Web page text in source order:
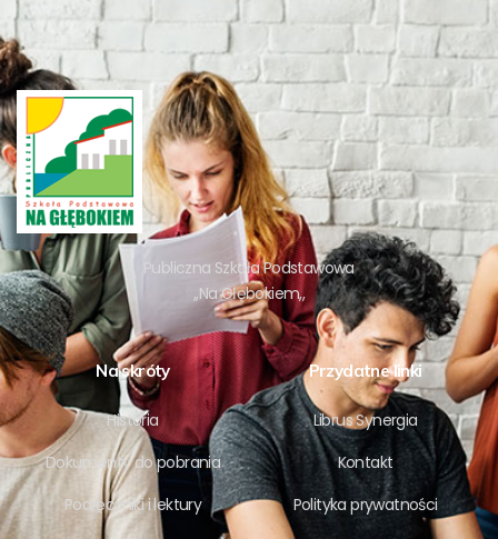
Publiczna Szkoła Podstawowa
,,Na Głębokiem,,
Na skróty
Historia
Dokumenty do pobrania
Podręczniki i lektury
Przydatne linki
Librus Synergia
Kontakt
Polityka prywatności